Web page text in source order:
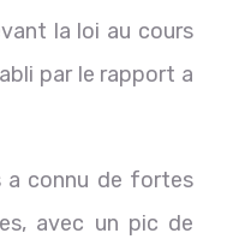
la loi au cours
par le rapport a
a connu de fortes
avec un pic de